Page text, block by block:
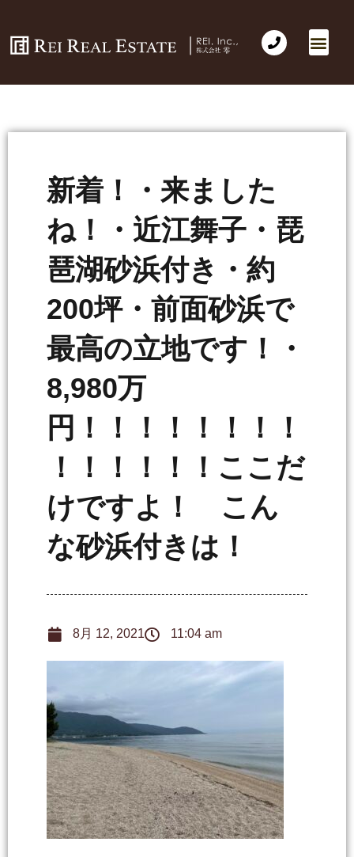
新着！・来ました
ね！・近江舞子・琵
琶湖砂浜付き・約
200坪・前面砂浜で
最高の立地です！・
8,980万
円！！！！！！！！
！！！！！！ここだ
けですよ！ こん
な砂浜付きは！
8月 12, 2021 11:04 am